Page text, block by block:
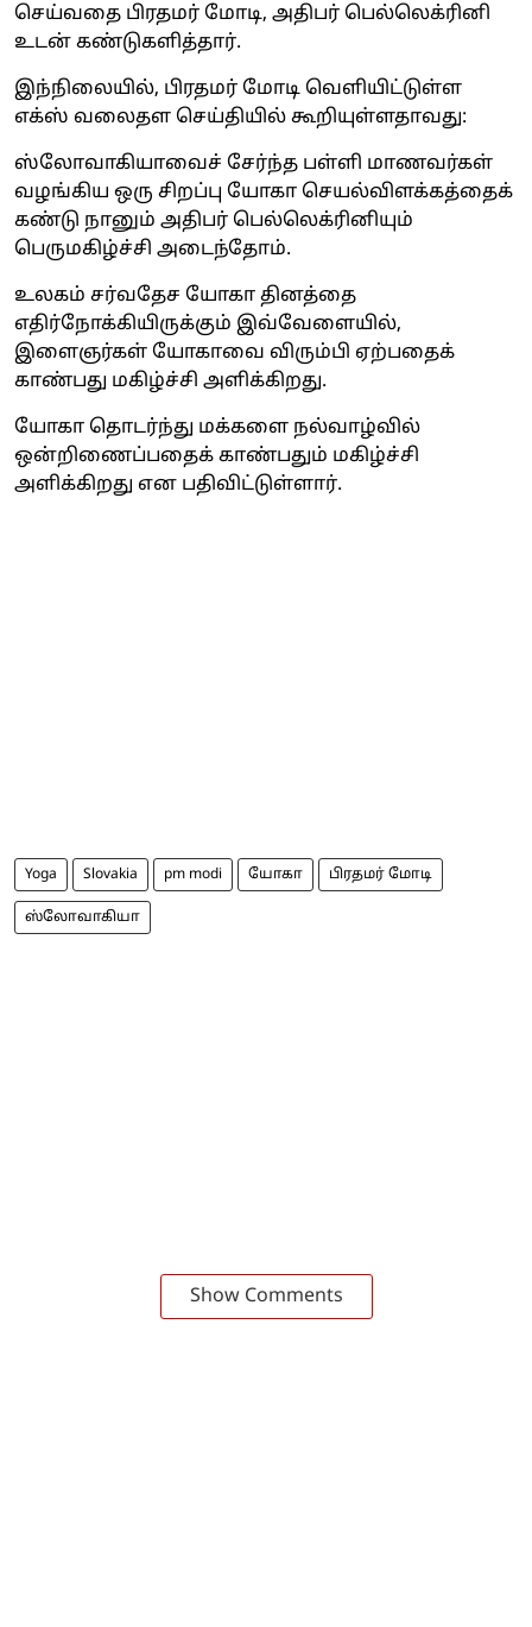
செய்வதை பிரதமர் மோடி, அதிபர் பெல்லெக்ரினி
உடன் கண்டுகளித்தார்.
இந்நிலையில், பிரதமர் மோடி வெளியிட்டுள்ள
எக்ஸ் வலைதள செய்தியில் கூறியுள்ளதாவது:
ஸ்லோவாகியாவைச் சேர்ந்த பள்ளி மாணவர்கள்
வழங்கிய ஒரு சிறப்பு யோகா செயல்விளக்கத்தைக்
கண்டு நானும் அதிபர் பெல்லெக்ரினியும்
பெருமகிழ்ச்சி அடைந்தோம்.
உலகம் சர்வதேச யோகா தினத்தை
எதிர்நோக்கியிருக்கும் இவ்வேளையில்,
இளைஞர்கள் யோகாவை விரும்பி ஏற்பதைக்
காண்பது மகிழ்ச்சி அளிக்கிறது.
யோகா தொடர்ந்து மக்களை நல்வாழ்வில்
ஒன்றிணைப்பதைக் காண்பதும் மகிழ்ச்சி
அளிக்கிறது என பதிவிட்டுள்ளார்.
Yoga Slovakia pm modi யோகா பிரதமர் மோடி
ஸ்லோவாகியா
Show Comments